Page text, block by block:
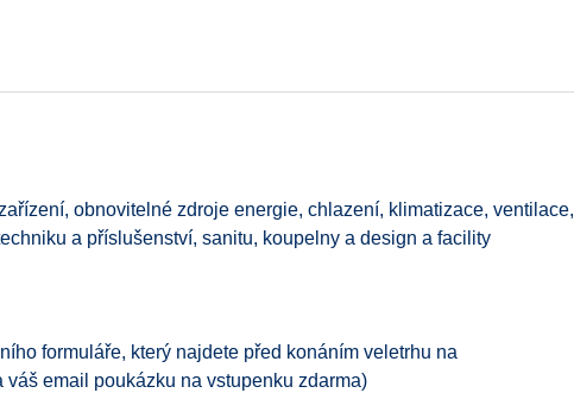
obnovitelné zdroje energie, chlazení, klimatizace, ventilace,
a příslušenství, sanitu, koupelny a design a facility
formuláře, který najdete před konáním veletrhu na
váš email poukázku na vstupenku zdarma)